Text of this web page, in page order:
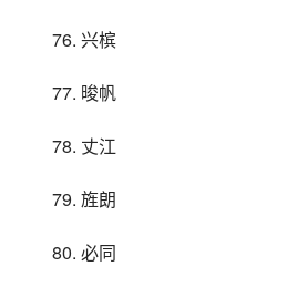
76. 兴槟
77. 晙帆
78. 丈江
79. 旌朗
80. 必同